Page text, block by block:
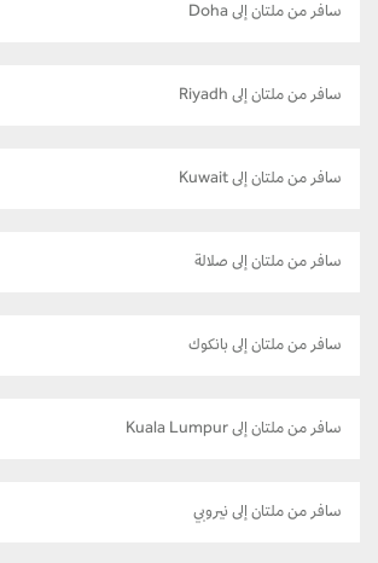
سافر من ملتان إلى Doha
سافر من ملتان إلى Riyadh
سافر من ملتان إلى Kuwait
سافر من ملتان إلى صلالة
سافر من ملتان إلى بانكوك
سافر من ملتان إلى Kuala Lumpur
سافر من ملتان إلى نيروبي